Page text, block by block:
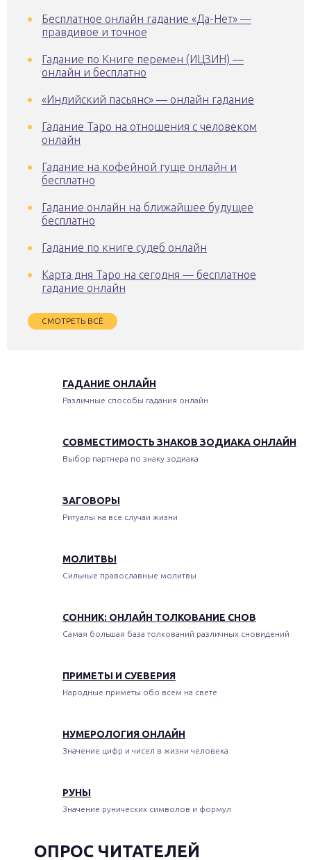
Бесплатное онлайн гадание «Да-Нет» —
правдивое и точное
Гадание по Книге перемен (ИЦЗИН) —
онлайн и бесплатно
«Индийский пасьянс» — онлайн гадание
Гадание Таро на отношения с человеком
онлайн
Гадание на кофейной гуще онлайн и
бесплатно
Гадание онлайн на ближайшее будущее
бесплатно
Гадание по книге судеб онлайн
Карта дня Таро на сегодня — бесплатное
гадание онлайн
СМОТРЕТЬ ВСЁ
ГАДАНИЕ ОНЛАЙН
Различные способы гадания онлайн
СОВМЕСТИМОСТЬ ЗНАКОВ ЗОДИАКА ОНЛАЙН
Выбор партнера по знаку зодиака
ЗАГОВОРЫ
Ритуалы на все случаи жизни
МОЛИТВЫ
Сильные православные молитвы
СОННИК: ОНЛАЙН ТОЛКОВАНИЕ СНОВ
Самая большая база толкований различных сновидений
ПРИМЕТЫ И СУЕВЕРИЯ
Народные приметы обо всем на свете
НУМЕРОЛОГИЯ ОНЛАЙН
Значение цифр и чисел в жизни человека
РУНЫ
Значение рунических символов и формул
ОПРОС ЧИТАТЕЛЕЙ